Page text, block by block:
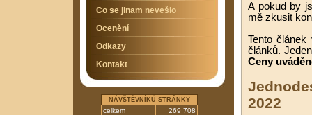
A pokud by
mě zkusit
Tento
článků.
Ceny
2022
Co se jinam nevešlo
Ocenění
Odkazy
Kontakt
NÁVŠTĚVNÍKŮ STRÁNKY
celkem
269 708